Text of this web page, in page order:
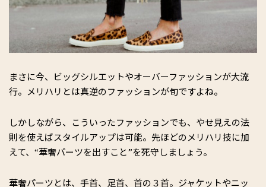
まさに今、ビッグシルエットやオーバーファッションが大流
行。メリハリとは真逆のファッションが旬ですよね。
しかしながら、こういったファッションでも、やせ見えの法
則を使えばスタイルアップは可能。先ほどのメリハリ技に加
えて、“華奢パーツを出すこと”を死守しましょう。
華奢パーツとは、手首、足首、首の３首。ジャケットやニッ